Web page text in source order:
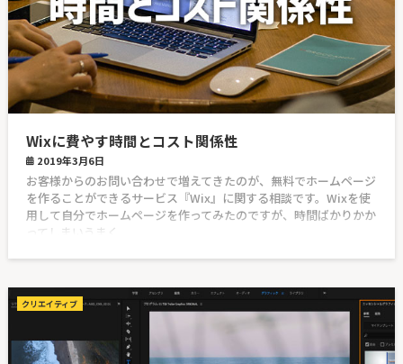
Wixに費やす時間とコスト関係性
2019年3月6日
お客様からのお問い合わせで増えてきたのが、無料でホームページ
を作ることができるサービス『Wix』に関する相談です。Wixを使
用して自分でホームページを作ってみたのですが、時間ばかりかか
ってしまいうまく
クリエイティブ